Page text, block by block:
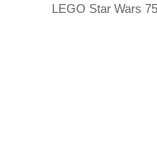
LEGO Star Wars